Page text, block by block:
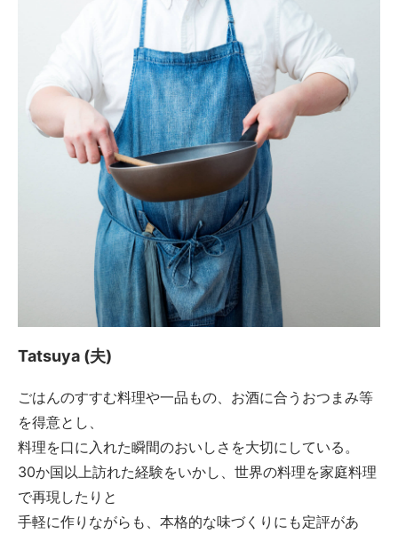
Tatsuya (夫)
ごはんのすすむ料理や一品もの、お酒に合うおつまみ等
を得意とし、
料理を口に入れた瞬間のおいしさを大切にしている。
30か国以上訪れた経験をいかし、世界の料理を家庭料理
で再現したりと
手軽に作りながらも、本格的な味づくりにも定評があ